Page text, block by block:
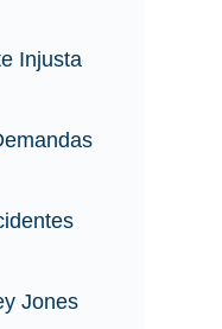
Injusta
Jones